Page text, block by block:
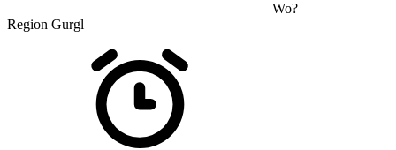
Wo?
Region Gurgl